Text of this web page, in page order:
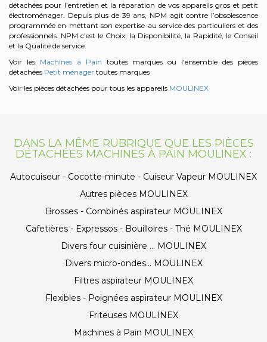
détachées pour l’entretien et la réparation de vos appareils gros et petit
électroménager. Depuis plus de 39 ans, NPM agit contre l’obsolescence
programmée en mettant son expertise au service des particuliers et des
professionnels. NPM c'est le Choix, la Disponibilité, la Rapidité, le Conseil
et la Qualité de service.
Voir les Machines à Pain toutes marques ou l'ensemble des pièces
détachées Petit ménager toutes marques
Voir les pièces détachées pour tous les appareils MOULINEX
DANS LA MÊME RUBRIQUE QUE LES PIÈCES
DÉTACHÉES MACHINES À PAIN MOULINEX :
Autocuiseur - Cocotte-minute - Cuiseur Vapeur MOULINEX
Autres pièces MOULINEX
Brosses - Combinés aspirateur MOULINEX
Cafetières - Expressos - Bouilloires - Thé MOULINEX
Divers four cuisinière ... MOULINEX
Divers micro-ondes... MOULINEX
Filtres aspirateur MOULINEX
Flexibles - Poignées aspirateur MOULINEX
Friteuses MOULINEX
Machines à Pain MOULINEX